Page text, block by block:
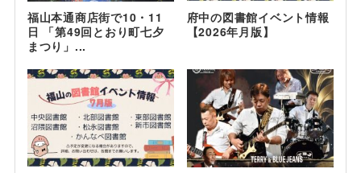
福山本通商店街で10・11
日 「第49回とおり町七夕
まつり」...
府中の図書館イベント情報
【2026年月版】